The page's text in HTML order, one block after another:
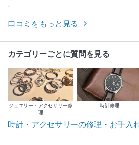
口コミをもっと見る
カテゴリーごとに質問を見る
ジュエリー・アクセサリー修
理
時計修理
時計・アクセサリーの修理・お手入